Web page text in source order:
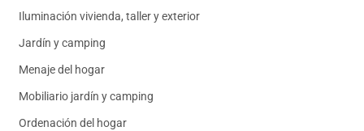
Iluminación vivienda, taller y exterior
Jardín y camping
Menaje del hogar
Mobiliario jardín y camping
Ordenación del hogar